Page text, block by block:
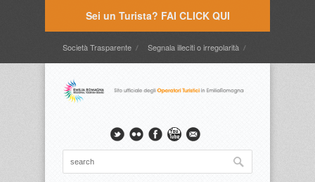
Sei un Turista? FAI CLICK QUI
Società Trasparente Segnala illeciti o irregolarità
Timbrature